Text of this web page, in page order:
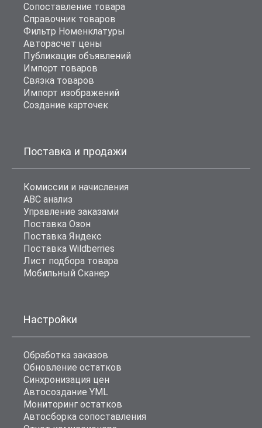
Сопоставление товара
Справочник товаров
Фильтр Номенклатуры
Авторасчет цены
Публикация объявлений
Импорт товаров
Связка товаров
Импорт изображений
Создание карточек
Поставка и продажи
Комиссии и начисления
ABC анализ
Управление заказами
Поставка Озон
Поставка Яндекс
Поставка Wildberries
Лист подбора товара
Мобильный Сканер
Настройки
Обработка заказов
Обновление остатков
Синхронизация цен
Автосоздание YML
Мониторинг остатков
Автосборка сопоставления